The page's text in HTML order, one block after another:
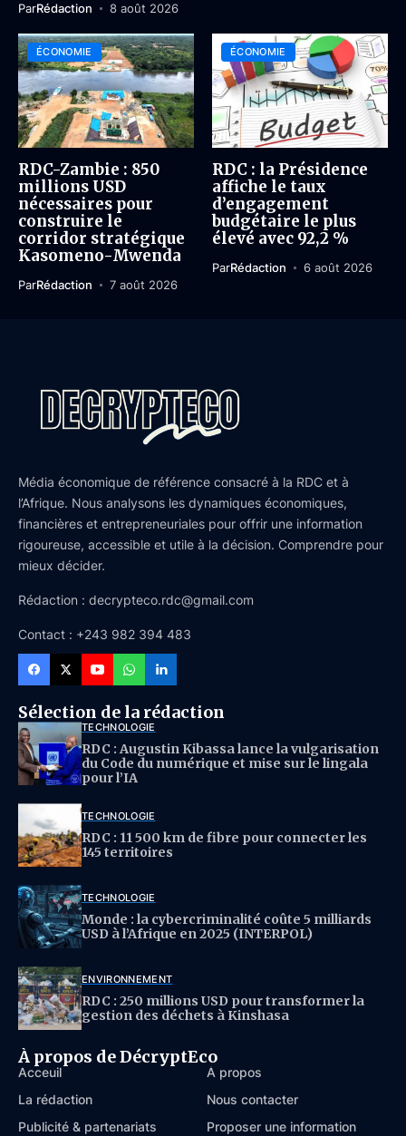
ParRédaction 8 août 2026
ÉCONOMIE
RDC-Zambie : 850
millions USD
nécessaires pour
construire le
corridor stratégique
Kasomeno-Mwenda
ParRédaction 7 août 2026
ÉCONOMIE
RDC : la Présidence
affiche le taux
d’engagement
budgétaire le plus
élevé avec 92,2 %
ParRédaction 6 août 2026
Média économique de référence consacré à la RDC et à
l’Afrique. Nous analysons les dynamiques économiques,
financières et entrepreneuriales pour offrir une information
rigoureuse, accessible et utile à la décision. Comprendre pour
mieux décider.
Rédaction : decrypteco.rdc@gmail.com
Contact : +243 982 394 483
Sélection de la rédaction
TECHNOLOGIE
RDC : Augustin Kibassa lance la vulgarisation
du Code du numérique et mise sur le lingala
pour l’IA
TECHNOLOGIE
RDC : 11 500 km de fibre pour connecter les
145 territoires
TECHNOLOGIE
Monde : la cybercriminalité coûte 5 milliards
USD à l’Afrique en 2025 (INTERPOL)
ENVIRONNEMENT
RDC : 250 millions USD pour transformer la
gestion des déchets à Kinshasa
À propos de DécryptEco
Acceuil
À propos
La rédaction
Nous contacter
Publicité & partenariats
Proposer une information